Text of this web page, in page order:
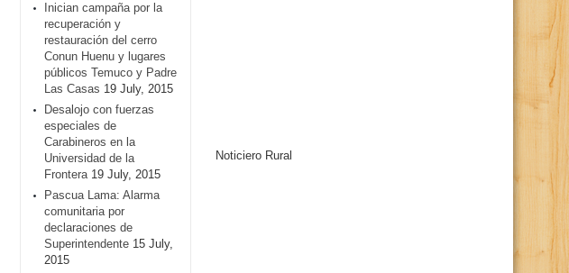
Inician campaña por la
recuperación y
restauración del cerro
Conun Huenu y lugares
públicos Temuco y Padre
Las Casas 19 July, 2015
Desalojo con fuerzas
especiales de
Carabineros en la
Universidad de la
Frontera 19 July, 2015
Pascua Lama: Alarma
comunitaria por
declaraciones de
Superintendente 15 July,
2015
Noticiero Rural